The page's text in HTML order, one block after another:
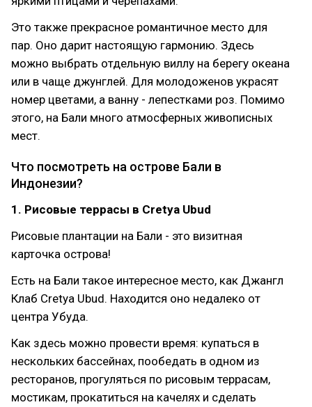
Это также прекрасное романтичное место для
пар. Оно дарит настоящую гармонию. Здесь
можно выбрать отдельную виллу на берегу океана
или в чаще джунглей. Для молодоженов украсят
номер цветами, а ванну - лепестками роз. Помимо
этого, на Бали много атмосферных живописных
мест.
Что посмотреть на острове Бали в
Индонезии?
1. Рисовые террасы в Cretya Ubud
Рисовые плантации на Бали - это визитная
карточка острова!
Есть на Бали такое интересное место, как Джангл
Клаб Cretya Ubud. Находится оно недалеко от
центра Убуда.
Как здесь можно провести время: купаться в
нескольких бассейнах, пообедать в одном из
ресторанов, прогуляться по рисовым террасам,
мостикам, прокатиться на качелях и сделать